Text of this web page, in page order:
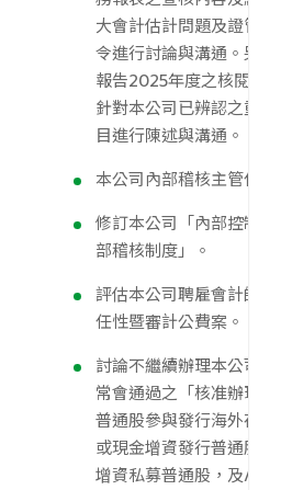
大會計估計問題及證管
令進行討論與溝通。另
報告2025年度之核閱/查
針對本公司已辨認之重
目進行陳述與溝通。
本公司內部稽核主管任命
修訂本公司「內部控制
部稽核制度」。
評估本公司聘雇會計師
任性暨審計公費案。
討論不繼續辦理本公司
常會通過之「核准辦理
普通股參與發行海外存
或現金增資發行普通股
增資私募普通股，及/或